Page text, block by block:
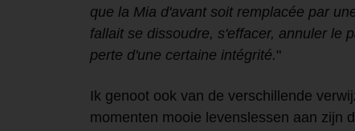
que la Mia d'avant soit remplacée par
fallait se dissoudre, s'effacer, annuler le
perte d'une certaine intégrité."
Ik genoot ook van de verschillende
momenten mooie levenslessen aan zijn